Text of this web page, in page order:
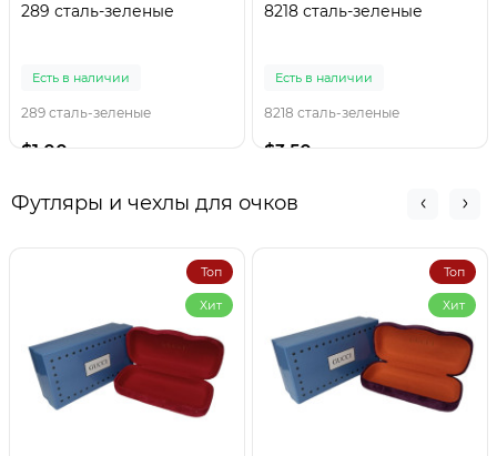
289 сталь-зеленые
Есть в наличии
289 сталь-зеленые
$1.00
8218 сталь-зеленые
Есть в наличии
8218 сталь-зеленые
$3.50
Футляры и чехлы для очков
Топ
Хит
Топ
Хит